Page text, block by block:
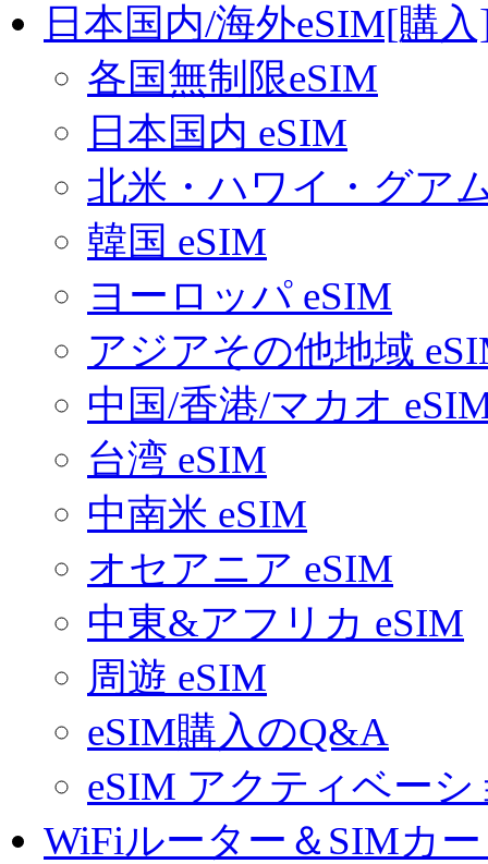
日本国内/海外eSIM[購
各国無制限eSIM
日本国内 eSIM
北米・ハワイ・グア
韓国 eSIM
ヨーロッパ eSIM
アジアその他地域
中国/香港/マカオ
台湾 eSIM
中南米 eSIM
オセアニア eSIM
中東&アフリカ eSIM
周遊 eSIM
eSIM購入のQ&A
eSIM アクティベー
WiFiルーター＆SIMカ